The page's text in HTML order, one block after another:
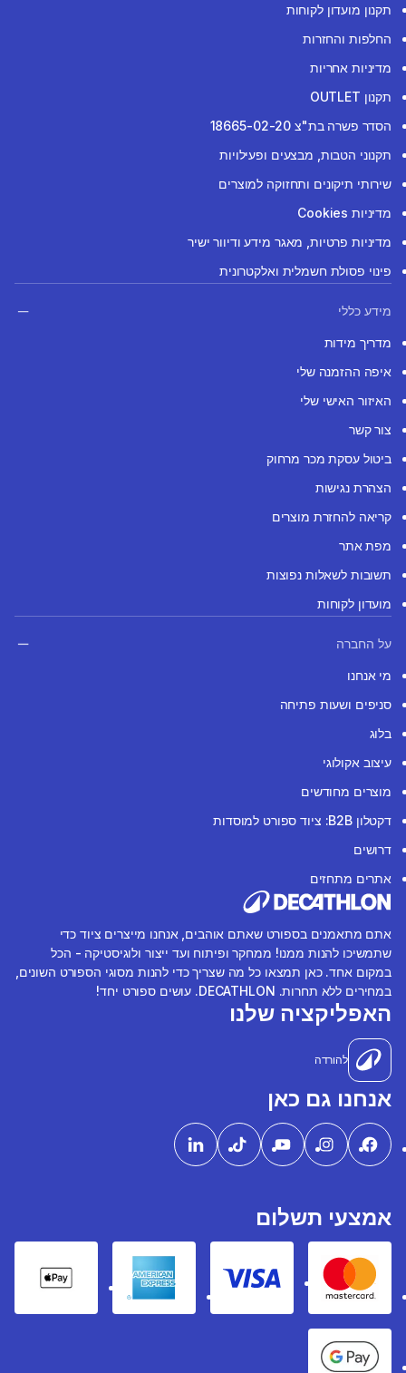
תקנון מועדון לקוחות
החלפות והחזרות
מדיניות אחריות
תקנון OUTLET
הסדר פשרה בת"צ 18665-02-20
תקנוני הטבות, מבצעים ופעילויות
שירותי תיקונים ותחזוקה למוצרים
מדיניות Cookies
מדיניות פרטיות, מאגר מידע ודיוור ישיר
פינוי פסולת חשמלית ואלקטרונית
מידע כללי
מדריך מידות
איפה ההזמנה שלי
האיזור האישי שלי
צור קשר
ביטול עסקת מכר מרחוק
הצהרת נגישות
קריאה להחזרת מוצרים
מפת אתר
תשובות לשאלות נפוצות
מועדון לקוחות
על החברה
מי אנחנו
סניפים ושעות פתיחה
בלוג
עיצוב אקולוגי
מוצרים מחודשים
דקטלון B2B: ציוד ספורט למוסדות
דרושים
אתרים מתחזים
אתם מתאמנים בספורט שאתם אוהבים, אנחנו מייצרים ציוד כדי
שתמשיכו להנות ממנו! ממחקר ופיתוח ועד ייצור ולוגיסטיקה - הכל
במקום אחד. כאן תמצאו כל מה שצריך כדי להנות מסוגי הספורט השונים,
במחירים ללא תחרות. DECATHLON. עושים ספורט יחד!
האפליקציה שלנו
להורדה
אנחנו גם כאן
אמצעי תשלום
Mastercard
Visa
American express
Pay
Google Pay